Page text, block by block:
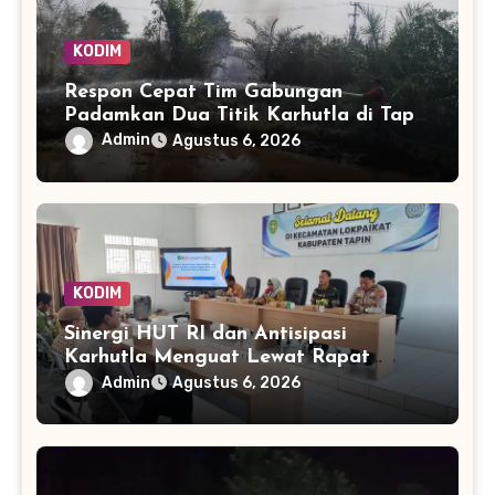
KODIM
Respon Cepat Tim Gabungan
Padamkan Dua Titik Karhutla di Tapin
dalam Hitungan Menit
Admin Agustus 6, 2026
KODIM
Sinergi HUT RI dan Antisipasi
Karhutla Menguat Lewat Rapat
Lintas Sektor di Lokpaikat
Admin Agustus 6, 2026